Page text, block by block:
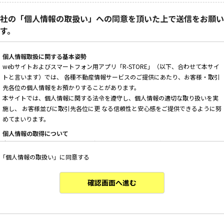
の「個人情報の取扱い」への同意を頂いた上で送信をお願
。
個人情報取扱に関する基本姿勢
webサイトおよびスマートフォン用アプリ「R-STORE」（以下、合わせて本サイ
トと言います）では、 各種不動産情報サービスのご提供にあたり、お客様・取引
先各位の個人情報をお預かりすることがあります。
本サイトでは、個人情報に関する法令を遵守し、個人情報の適切な取り扱いを実
施し、 お客様並びに取引先各位に更 なる信頼性と安心感をご提供できるように努
めてまいります。
個人情報の取得について
本サイトは、偽りその他不正の手段によらず適正に個人情報を取得いたします。
個人情報の利用について
・ 本サイトへのお問い合わせ、ご相談、お見積り依頼他、お客様からのご連絡の
「個人情報の取扱い」に同意する
確認画面へ進む